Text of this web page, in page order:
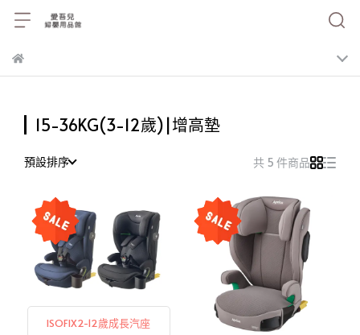
15-36KG(3-12歲)|增高墊
預設排序 共 5 件商品
ISOFIX2-12歲成長汽座